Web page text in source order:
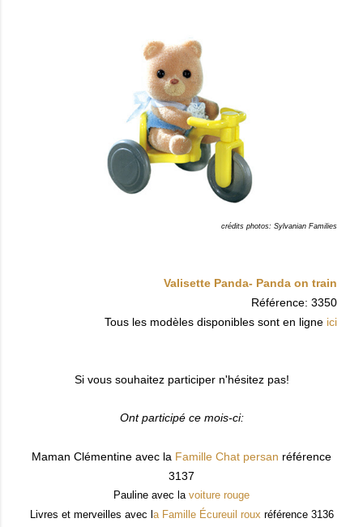
crédits photos: Sylvanian Families
Valisette Panda- Panda on train
Référence: 3350
Tous les modèles disponibles sont en ligne ici
Si vous souhaitez participer n'hésitez pas!
Ont participé ce mois-ci:
Maman Clémentine avec la Famille Chat persan référence
3137
Pauline avec la voiture rouge
Livres et merveilles avec l a Famille Écureuil roux référence 3136